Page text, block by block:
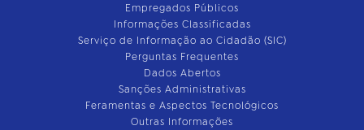
Empregados Públicos
Informações Classificadas
Serviço de Informação ao Cidadão (SIC)
Perguntas Frequentes
Dados Abertos
Sanções Administrativas
Feramentas e Aspectos Tecnológicos
Outras Informações